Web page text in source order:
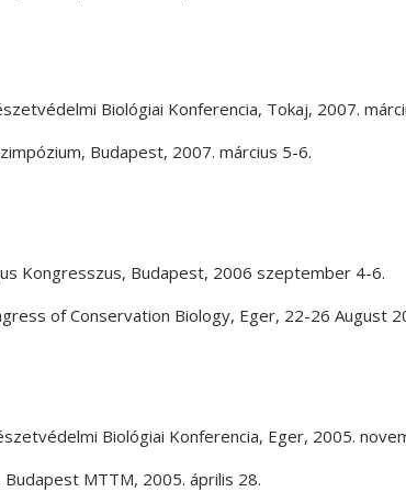
Biológiai Konferencia, Tokaj, 2007.
, Budapest, 2007. március 5-6.
Kongresszus, Budapest, 2006 szeptember 4-6.
of Conservation Biology, Eger, 22-26 August
Biológiai Konferencia, Eger, 2005.
Budapest MTTM, 2005. április 28.